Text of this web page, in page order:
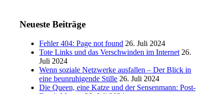
Neueste Beiträge
Fehler 404: Page not found 26. Juli 2024
Tote Links und das Verschwinden im Internet 26.
Juli 2024
Wenn soziale Netzwerke ausfallen – Der Blick in
eine beunruhigende Stille 26. Juli 2024
Die Queen, eine Katze und der Sensenmann: Post-